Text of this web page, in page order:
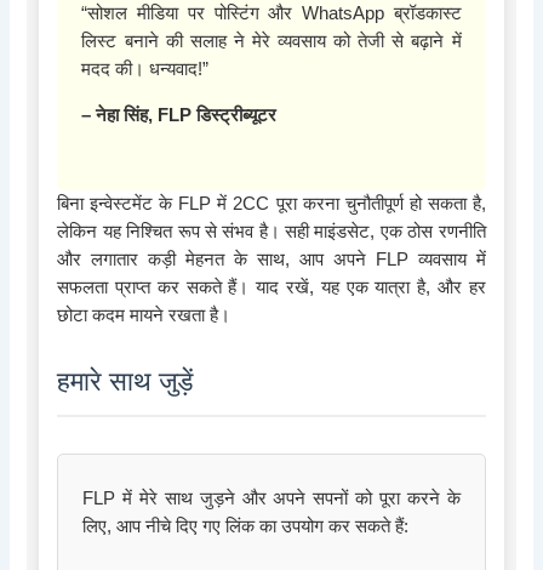
“सोशल मीडिया पर पोस्टिंग और WhatsApp ब्रॉडकास्ट
लिस्ट बनाने की सलाह ने मेरे व्यवसाय को तेजी से बढ़ाने में
मदद की। धन्यवाद!”
– नेहा सिंह, FLP डिस्ट्रीब्यूटर
बिना इन्वेस्टमेंट के FLP में 2CC पूरा करना चुनौतीपूर्ण हो सकता है,
लेकिन यह निश्चित रूप से संभव है। सही माइंडसेट, एक ठोस रणनीति
और लगातार कड़ी मेहनत के साथ, आप अपने FLP व्यवसाय में
सफलता प्राप्त कर सकते हैं। याद रखें, यह एक यात्रा है, और हर
छोटा कदम मायने रखता है।
हमारे साथ जुड़ें
FLP में मेरे साथ जुड़ने और अपने सपनों को पूरा करने के
लिए, आप नीचे दिए गए लिंक का उपयोग कर सकते हैं: